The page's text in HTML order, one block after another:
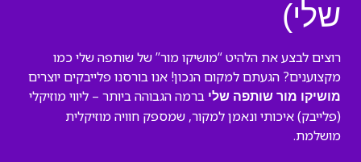
שלי)
רוצים לבצע את הלהיט “מושיקו מור” של שותפה שלי כמו
מקצוענים? הגעתם למקום הנכון! אנו בורסנו פלייבקים יוצרים
מושיקו מור שותפה שלי ברמה הגבוהה ביותר – ליווי מוזיקלי
(פלייבק) איכותי ונאמן למקור, שמספק חוויה מוזיקלית
מושלמת.